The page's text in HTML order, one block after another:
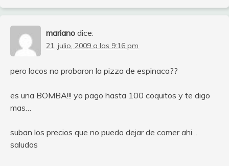
mariano dice:
21, julio, 2009 a las 9:16 pm
pero locos no probaron la pizza de espinaca??
es una BOMBA!!! yo pago hasta 100 coquitos y te digo
mas…
suban los precios que no puedo dejar de comer ahi ..
saludos